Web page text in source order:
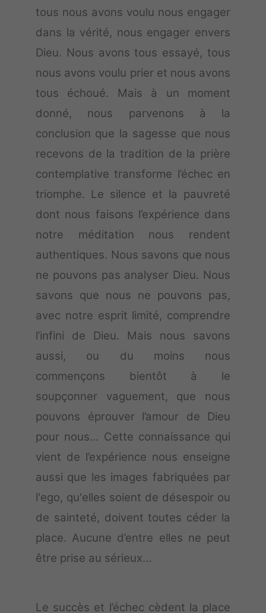
tous nous avons voulu nous engager
dans la vérité, nous engager envers
Dieu. Nous avons tous essayé, tous
nous avons voulu prier et nous avons
tous échoué. Mais à un moment
donné, nous parvenons à la
conclusion que la sagesse que nous
recevons de la tradition de la prière
contemplative transforme l’échec en
triomphe. Le silence et la pauvreté
dont nous faisons l’expérience dans
notre méditation nous rendent
authentiques. Nous savons que nous
ne pouvons pas analyser Dieu. Nous
savons que nous ne pouvons pas,
avec notre esprit limité, comprendre
l’infini de Dieu. Mais nous savons
aussi, ou du moins nous
commençons bientôt à le
soupçonner vaguement, que nous
pouvons éprouver l’amour de Dieu
pour nous... Cette connaissance qui
vient de l’expérience nous enseigne
aussi que les images fabriquées par
l'ego, qu'elles soient de désespoir ou
de sainteté, doivent toutes céder la
place. Aucune d’entre elles ne peut
être prise au sérieux…
Le succès et l’échec cèdent la place